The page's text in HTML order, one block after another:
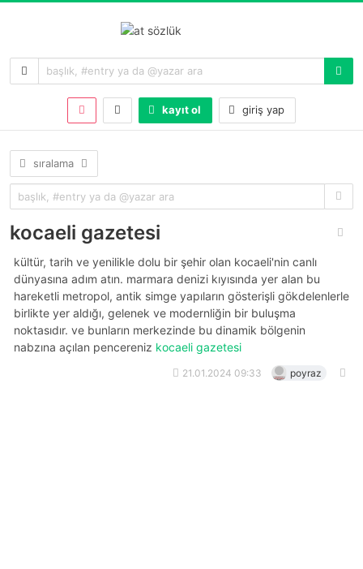
kayıt ol giriş yap
sıralama
kocaeli gazetesi
kültür, tarih ve yenilikle dolu bir şehir olan kocaeli'nin canlı
dünyasına adım atın. marmara denizi kıyısında yer alan bu
hareketli metropol, antik simge yapıların gösterişli gökdelenlerle
birlikte yer aldığı, gelenek ve modernliğin bir buluşma
noktasıdır. ve bunların merkezinde bu dinamik bölgenin
nabzına açılan pencereniz kocaeli gazetesi
21.01.2024 09:33 poyraz